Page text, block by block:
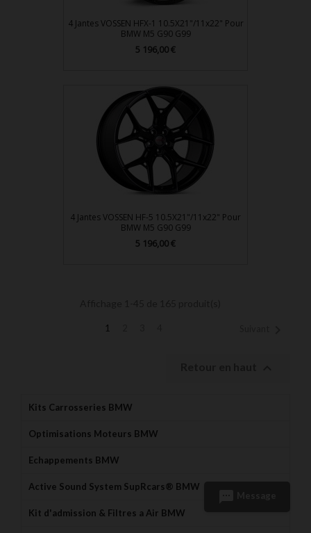
4 Jantes VOSSEN HFX-1 10.5X21"/11x22" Pour
BMW M5 G90 G99
Prix
5 196,00 €
4 Jantes VOSSEN HF-5 10.5X21"/11x22" Pour
BMW M5 G90 G99
Prix
5 196,00 €
1
Kits Carrosseries BMW
Optimisations Moteurs BMW
Echappements BMW
Active Sound System SupRcars® BMW
Kit d'admission & Filtres a Air BMW